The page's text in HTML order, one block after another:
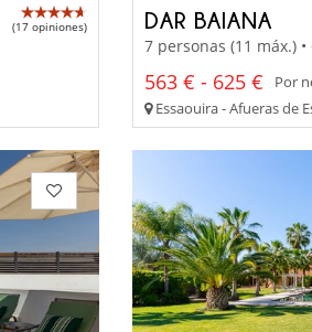
(17 opiniones) DAR BAIANA
7 personas (11 máx.)
563 € - 625 €
Por
Essaouira - Afueras de